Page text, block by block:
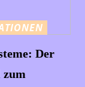
Der
zum